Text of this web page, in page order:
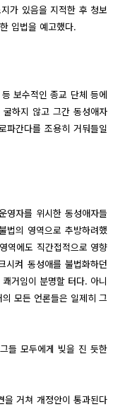
가 있음을 지적한 후 청보
입법을 예고했다.
보수적인 종교 단체 등에
하지 않고 그간 동성애자
파간다를 조용히 거둬들일
영자를 위시한 동성애자들
법의 영역으로 추방하려했
역에도 직간접적으로 영향
시켜 동성애를 불법화하던
거임이 분명할 터다. 아니
모든 언론들은 일제히 그
들 모두에게 빚을 진 듯한
거쳐 개정안이 통과된다